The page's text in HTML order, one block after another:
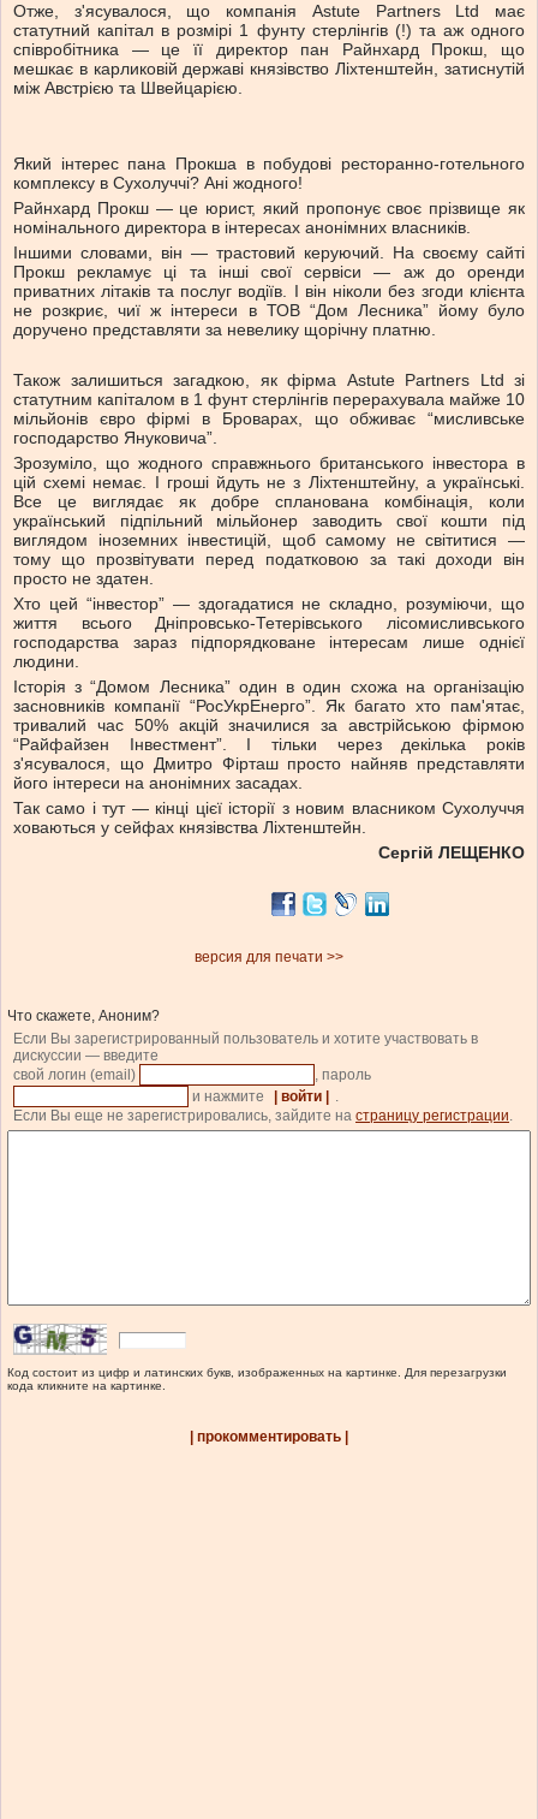
Отже, з'ясувалося, що компанія Astute Partners Ltd має
статутний капітал в розмірі 1 фунту стерлінгів (!) та аж одного
співробітника — це її директор пан Райнхард Прокш, що
мешкає в карликовій державі князівство Ліхтенштейн, затиснутій
між Австрією та Швейцарією.
Який інтерес пана Прокша в побудові ресторанно-готельного
комплексу в Сухолуччі? Ані жодного!
Райнхард Прокш — це юрист, який пропонує своє прізвище як
номінального директора в інтересах анонімних власників.
Іншими словами, він — трастовий керуючий. На своєму сайті
Прокш рекламує ці та інші свої сервіси — аж до оренди
приватних літаків та послуг водіїв. І він ніколи без згоди клієнта
не розкриє, чиї ж інтереси в ТОВ “Дом Лесника” йому було
доручено представляти за невелику щорічну платню.
Також залишиться загадкою, як фірма Astute Partners Ltd зі
статутним капіталом в 1 фунт стерлінгів перерахувала майже 10
мільйонів євро фірмі в Броварах, що обживає “мисливське
господарство Януковича”.
Зрозуміло, що жодного справжнього британського інвестора в
цій схемі немає. І гроші йдуть не з Ліхтенштейну, а українські.
Все це виглядає як добре спланована комбінація, коли
український підпільний мільйонер заводить свої кошти під
виглядом іноземних інвестицій, щоб самому не світитися —
тому що прозвітувати перед податковою за такі доходи він
просто не здатен.
Хто цей “інвестор” — здогадатися не складно, розуміючи, що
життя всього Дніпровсько-Тетерівського лісомисливського
господарства зараз підпорядковане інтересам лише однієї
людини.
Історія з “Домом Лесника” один в один схожа на організацію
засновників компанії “РосУкрЕнерго”. Як багато хто пам'ятає,
тривалий час 50% акцій значилися за австрійською фірмою
“Райфайзен Інвестмент”. І тільки через декілька років
з'ясувалося, що Дмитро Фірташ просто найняв представляти
його інтереси на анонімних засадах.
Так само і тут — кінці цієї історії з новим власником Сухолуччя
ховаються у сейфах князівства Ліхтенштейн.
Сергій ЛЕЩЕНКО
версия для печати >>
Что скажете, Аноним?
Если Вы зарегистрированный пользователь и хотите участвовать в
дискуссии — введите
свой логин (email)
, пароль
и нажмите
| войти |
.
Если Вы еще не зарегистрировались, зайдите на страницу регистрации.
Код состоит из цифр и латинских букв, изображенных на картинке. Для перезагрузки
кода кликните на картинке.
| прокомментировать |